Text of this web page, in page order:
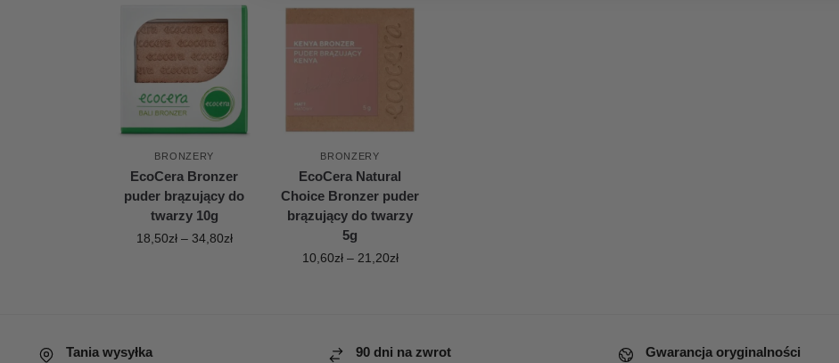
BRONZERY
EcoCera Bronzer
puder brązujący do
twarzy 10g
18,50zł – 34,80zł
BRONZERY
EcoCera Natural
Choice Bronzer puder
brązujący do twarzy
5g
10,60zł – 21,20zł
Tania wysyłka 90 dni na zwrot Gwarancja oryginalności